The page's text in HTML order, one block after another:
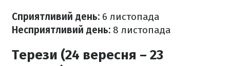
Сприятливий день: 6 листопада
Несприятливий день: 8 листопада
Терези (24 вересня – 23